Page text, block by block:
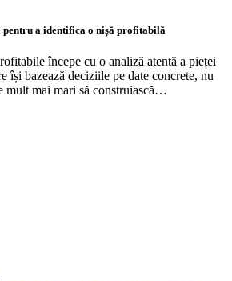
a identifica o nișă profitabilă
începe cu o analiză atentă a pieței
își bazează deciziile pe date concrete, nu
mult mai mari să construiască…